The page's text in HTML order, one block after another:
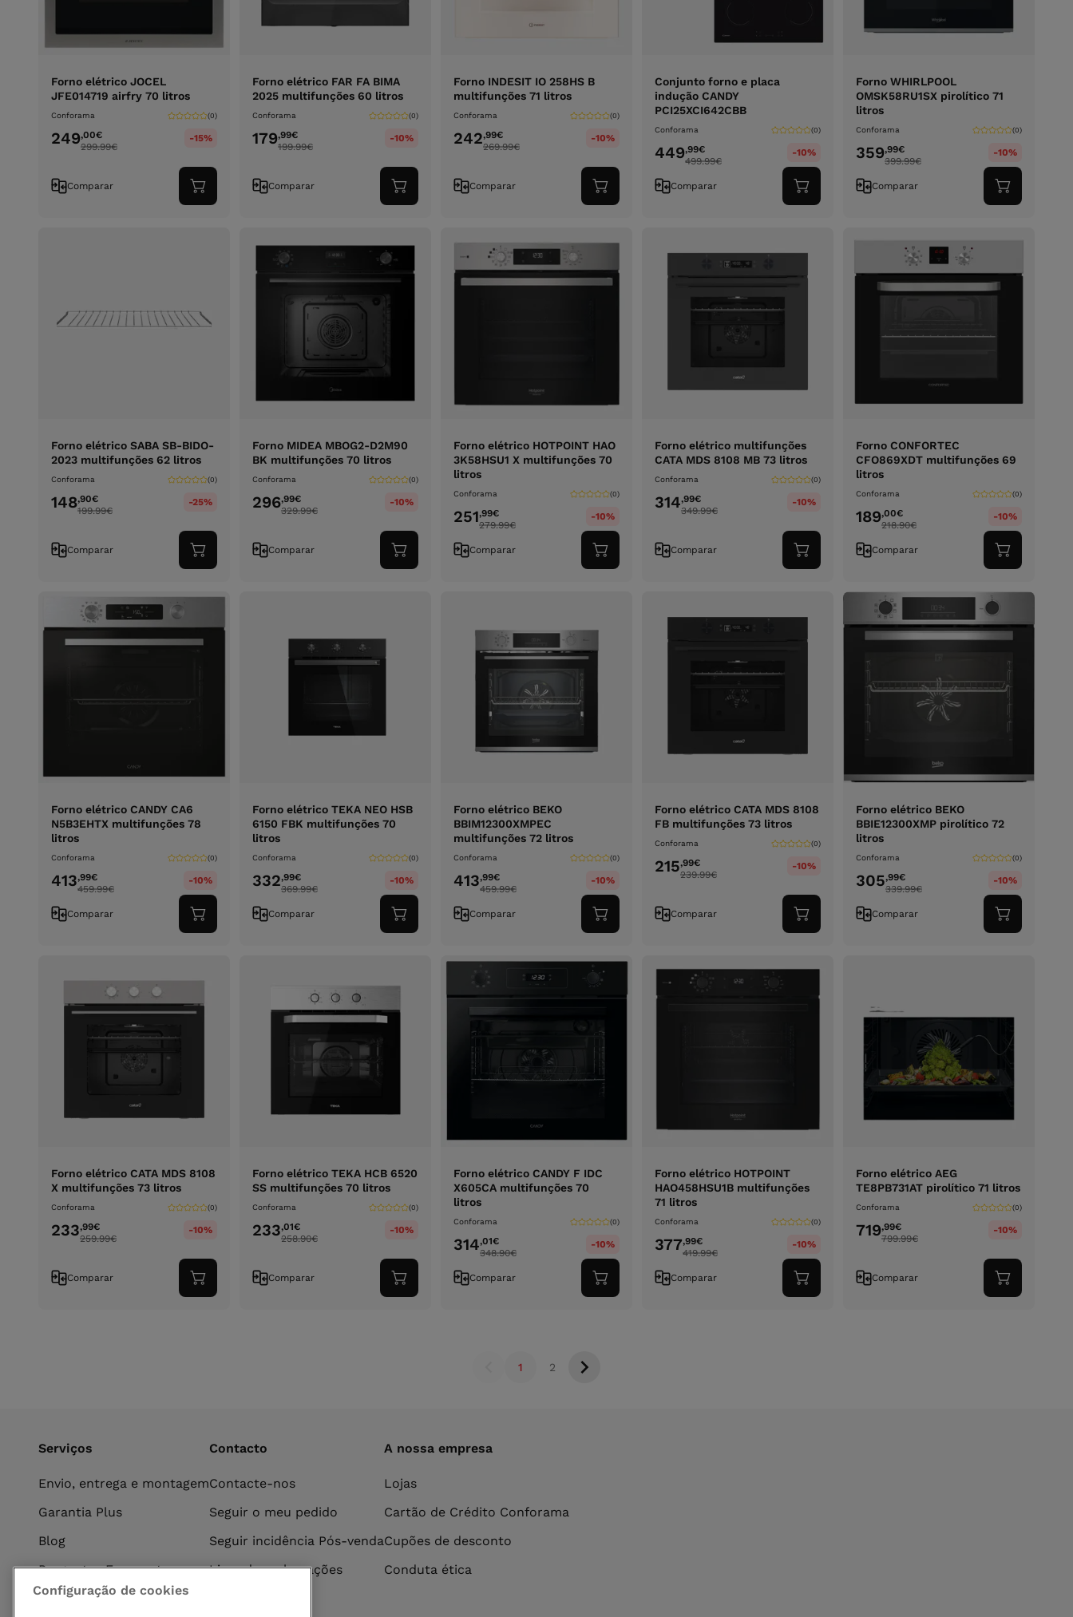
Forno elétrico JOCEL
JFE014719 airfry 70 litros
Conforama (0)
249,00€
299.99€
-15%
Comparar
Adicionar
ao
Forno elétrico FAR FA BIMA
2025 multifunções 60 litros
Conforama (0)
179,99€
199.99€
-10%
Comparar
Adicionar
ao
Forno INDESIT IO 258HS B
multifunções 71 litros
Conforama (0)
242,99€
269.99€
-10%
Comparar
Adicionar
ao
Conjunto forno e placa
indução CANDY
PCI25XCI642CBB
Conforama (0)
449,99€
499.99€
-10%
Comparar
Adicionar
ao
Forno WHIRLPOOL
OMSK58RU1SX pirolítico 71
litros
Conforama (0)
359,99€
399.99€
-10%
Comparar
Adicionar
ao
Forno elétrico SABA SB-BIDO-
2023 multifunções 62 litros
Conforama (0)
148,90€
199.99€
-25%
Comparar
Adicionar
ao
Forno MIDEA MBOG2-D2M90
BK multifunções 70 litros
Conforama (0)
296,99€
329.99€
-10%
Comparar
Adicionar
ao
Forno elétrico HOTPOINT HAO
3K58HSU1 X multifunções 70
litros
Conforama (0)
251,99€
279.99€
-10%
Comparar
Adicionar
ao
Forno elétrico multifunções
CATA MDS 8108 MB 73 litros
Conforama (0)
314,99€
349.99€
-10%
Comparar
Adicionar
ao
Forno CONFORTEC
CFO869XDT multifunções 69
litros
Conforama (0)
189,00€
218.90€
-10%
Comparar
Adicionar
ao
Forno elétrico CANDY CA6
N5B3EHTX multifunções 78
litros
Conforama (0)
413,99€
459.99€
-10%
Comparar
Adicionar
ao
Forno elétrico TEKA NEO HSB
6150 FBK multifunções 70
litros
Conforama (0)
332,99€
369.99€
-10%
Comparar
Adicionar
ao
Forno elétrico BEKO
BBIM12300XMPEC
multifunções 72 litros
Conforama (0)
413,99€
459.99€
-10%
Comparar
Adicionar
ao
Forno elétrico CATA MDS 8108
FB multifunções 73 litros
Conforama (0)
215,99€
239.99€
-10%
Comparar
Adicionar
ao
Forno elétrico BEKO
BBIE12300XMP pirolítico 72
litros
Conforama (0)
305,99€
339.99€
-10%
Comparar
Adicionar
ao
Forno elétrico CATA MDS 8108
X multifunções 73 litros
Conforama (0)
233,99€
259.99€
-10%
Comparar
Adicionar
ao
Forno elétrico TEKA HCB 6520
SS multifunções 70 litros
Conforama (0)
233,01€
258.90€
-10%
Comparar
Adicionar
ao
Forno elétrico CANDY F IDC
X605CA multifunções 70
litros
Conforama (0)
314,01€
348.90€
-10%
Comparar
Adicionar
ao
Forno elétrico HOTPOINT
HAO458HSU1B multifunções
71 litros
Conforama (0)
377,99€
419.99€
-10%
Comparar
Adicionar
ao
Forno elétrico AEG
TE8PB731AT pirolítico 71 litros
Conforama (0)
719,99€
799.99€
-10%
Comparar
Adicionar
ao
1 2
Serviços
Envio, entrega e montagem
Garantia Plus
Blog
Perguntas Frequentes
Contacto
Contacte-nos
Seguir o meu pedido
Seguir incidência Pós-venda
Livro de reclamações
A nossa empresa
Lojas
Cartão de Crédito Conforama
Cupões de desconto
Conduta ética
Configuração de cookies